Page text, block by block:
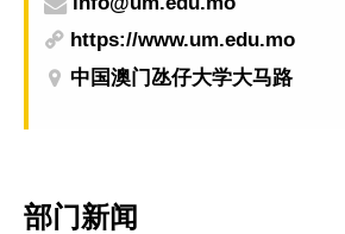
https://www.um.edu.mo
中国澳门氹仔大学大马路
部门新闻